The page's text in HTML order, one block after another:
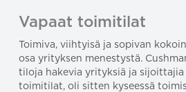
Vapaat toimitilat
Toimiva, viihtyisä ja sopivan
osa yrityksen menestystä.
tiloja hakevia yrityksiä ja sijoittajia
toimitilat, oli sitten kyseessä